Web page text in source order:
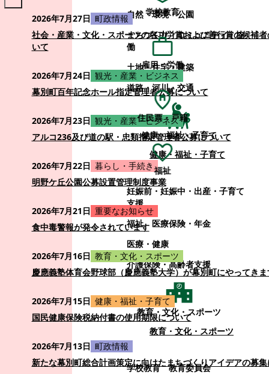
自然・環境・公園
まちづくり・コミュニティ・協
働
土地・住宅・建築
道路・河川・交通
健康・福祉・子育て
健康・福祉・子育て
妊娠前・妊娠中・出産・子育て
支援
福祉
医療保険・年金
医療・健康
介護保険・高齢者支援
教育・文化・スポーツ
教育・文化・スポーツ
学校教育
教育委員会
2026年7月27日 町政情報
社会・産業・文化・スポーツの各功労賞および善行賞の候補
いて
2026年7月24日 観光・産業・ビジネス
幕別町百年記念ホール指定管理者公募について
2026年7月23日 観光・産業・ビジネス
アルコ236及び道の駅・忠類指定管理者公募について
2026年7月22日 暮らし・手続き
明野ケ丘公園公募設置管理制度事業
2026年7月21日 重要なお知らせ
食中毒警報が発令されています
2026年7月16日 教育・文化・スポーツ
慶應義塾体育会野球部（慶應義塾大学）が幕別町にやってき
2026年7月15日 健康・福祉・子育て
国民健康保険税納付書の使用期限について
2026年7月13日 町政情報
新たな幕別町総合計画策定に向けたまちづくりアイデアの募
学校教育
雇用・労働
住民票・戸籍
福祉